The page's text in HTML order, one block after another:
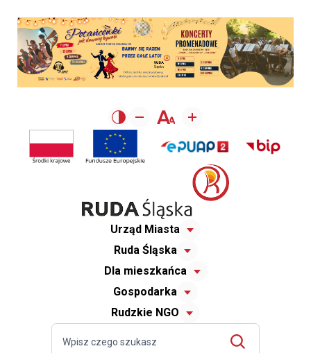
Urząd Miasta
Ruda Śląska
Dla mieszkańca
Gospodarka
Rudzkie NGO